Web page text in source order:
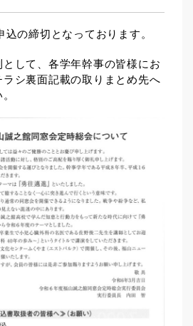
込の締切となっております。
して、各学年幹事の皆様にお
シ裏面記載の取りまとめ先へ